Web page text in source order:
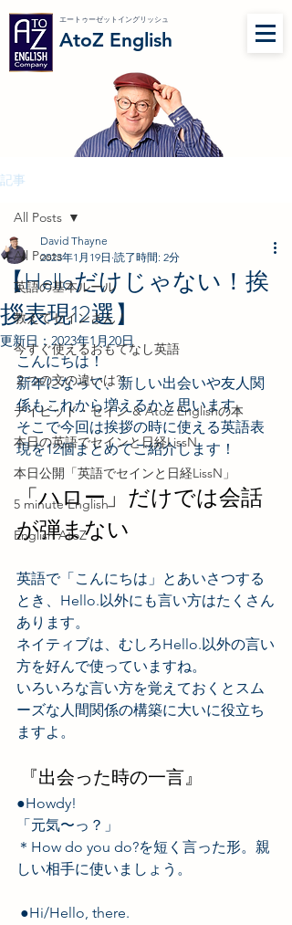
AtoZ English
エートゥーゼットイングリッシュ
記事
All Posts
英語の基本ルール
教えてセインさん！
今すぐ使えるおもてなし英語
２つの文の違いは?!
デイビッド・セイン & AtoZ Englishの本
本日の英語でセインと日経LissN
本日公開「英語でセインと日経LissN」
5 minute English
English AtoZ
All Posts
【Helloだけじゃない！挨
拶表現12選】
David Thayne
2023年1月19日 読了時間: 2分
更新日： 2023年1月20日
こんにちは！
新年になって、新しい出会いや友人関
係もこれから増えるかと思います。
そこで今回は挨拶の時に使える英語表
現を12個まとめてご紹介します！
「ハロー」だけでは会話
が弾まない
英語で「こんにちは」とあいさつする
とき、Hello.以外にも言い方はたくさん
あります。
ネイティブは、むしろHello.以外の言い
方を好んで使っていますね。
いろいろな言い方を覚えておくとスム
ーズな人間関係の構築に大いに役立ち
ますよ。
『出会った時の一言』
●Howdy!
「元気〜っ？」
＊How do you do?を短く言った形。親
しい相手に使いましょう。
●Hi/Hello, there.